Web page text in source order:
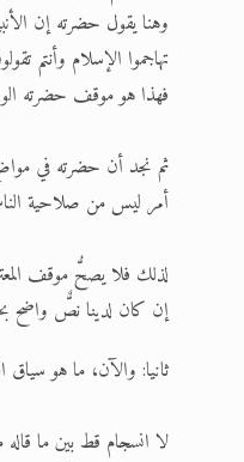
وهنا يقول حضرته إن
تهاجموا الإسلام وأنتم
فهذا هو موقف حضرته
ثم نجد أن حضرته في
أمر ليس من صلاحية
لذلك فلا يصحُّ موقف
إن كان لدينا نصٌّ واضح
ثانيا: والآن، ما هو سياق
لا انسجام قط بين ما